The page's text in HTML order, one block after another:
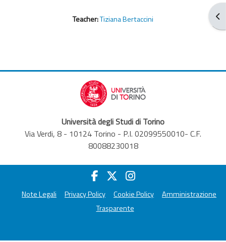
Teacher:Tiziana Bertaccini
Università degli Studi di Torino
Via Verdi, 8 - 10124 Torino - P.I. 02099550010- C.F.
80088230018
Note Legali Privacy Policy Cookie Policy
Amministrazione
Trasparente